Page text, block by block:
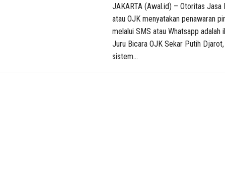
JAKARTA (Awal.id) – Otoritas Jasa
atau OJK menyatakan penawaran
melalui SMS atau Whatsapp adalah
Juru Bicara OJK Sekar Putih
sistem...